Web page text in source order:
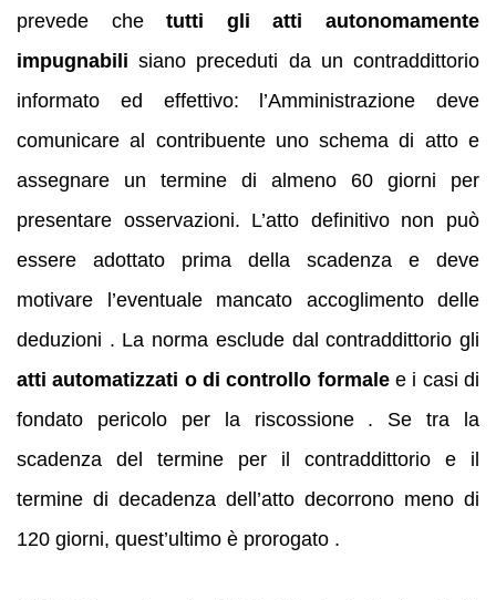
prevede chetutti gli atti autonomamente
impugnabili siano preceduti da un contraddittorio
informato ed effettivo: l’Amministrazione deve
comunicare al contribuente uno schema di atto e
assegnare un termine di almeno 60 giorni per
presentare osservazioni. L’atto definitivo non può
essere adottato prima della scadenza e deve
motivare l’eventuale mancato accoglimento delle
deduzioni . La norma esclude dal contraddittorio gli
atti automatizzati o di controllo formalee i casi di
fondato pericolo per la riscossione . Se tra la
scadenza del termine per il contraddittorio e il
termine di decadenza dell’atto decorrono meno di
120 giorni, quest’ultimo è prorogato .